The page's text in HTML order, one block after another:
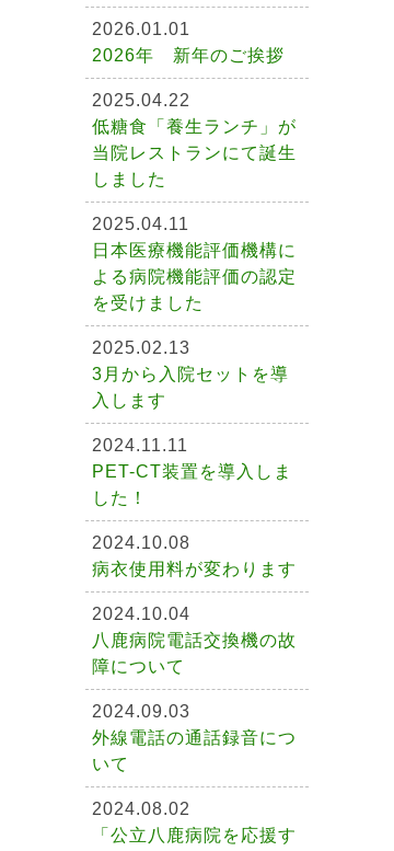
2026.01.01
2026年 新年のご挨拶
2025.04.22
低糖食「養生ランチ」が
当院レストランにて誕生
しました
2025.04.11
日本医療機能評価機構に
よる病院機能評価の認定
を受けました
2025.02.13
3月から入院セットを導
入します
2024.11.11
PET-CT装置を導入しま
した！
2024.10.08
病衣使用料が変わります
2024.10.04
八鹿病院電話交換機の故
障について
2024.09.03
外線電話の通話録音につ
いて
2024.08.02
「公立八鹿病院を応援す